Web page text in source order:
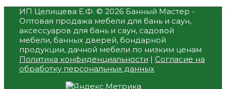
ИП Целищева Е.Ф. © 2026 Банный Мастер -
Оптовая продажа мебели для бань и саун,
аксессуаров для бань и саун, садовой
мебели, банных дверей, бондарной
продукции, дачной мебели по низким ценам
Политика конфиденциальности | Согласие на
обработку персональных данных